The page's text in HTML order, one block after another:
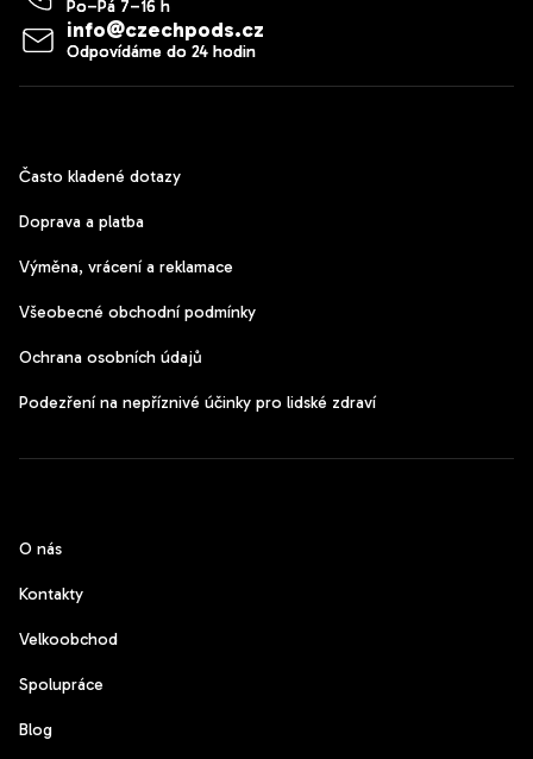
info@czechpods.cz
Často kladené dotazy
Doprava a platba
Výměna, vrácení a reklamace
Všeobecné obchodní podmínky
Ochrana osobních údajů
Podezření na nepříznivé účinky pro lidské zdraví
O nás
Kontakty
Velkoobchod
Spolupráce
Blog